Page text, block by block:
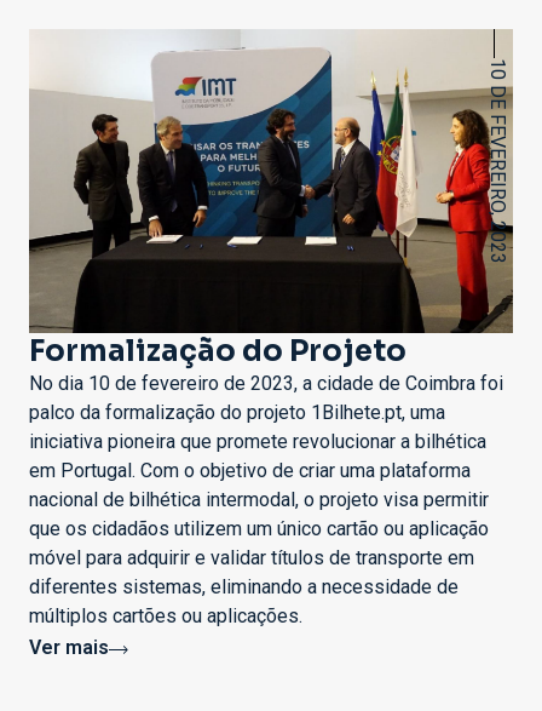
Formalização do Projeto
No dia 10 de fevereiro de 2023, a cidade de Coimbra foi
palco da formalização do projeto 1Bilhete.pt, uma
iniciativa pioneira que promete revolucionar a bilhética
em Portugal. Com o objetivo de criar uma plataforma
nacional de bilhética intermodal, o projeto visa permitir
que os cidadãos utilizem um único cartão ou aplicação
móvel para adquirir e validar títulos de transporte em
diferentes sistemas, eliminando a necessidade de
múltiplos cartões ou aplicações.
Ver mais
10 DE FEVEREIRO, 2023